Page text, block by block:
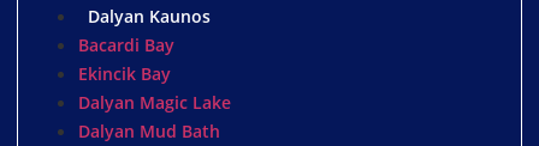
Dalyan Kaunos
Bacardi Bay
Ekincik Bay
Dalyan Magic Lake
Dalyan Mud Bath